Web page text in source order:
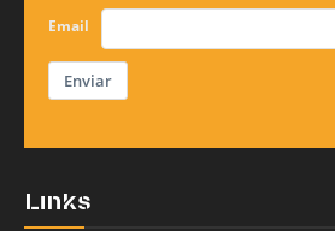
Email
Enviar
Links